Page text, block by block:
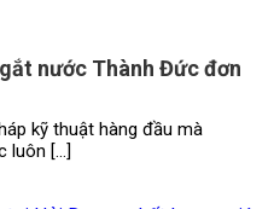
nước Thành Đức đơn
kỹ thuật hàng đầu mà
luôn […]